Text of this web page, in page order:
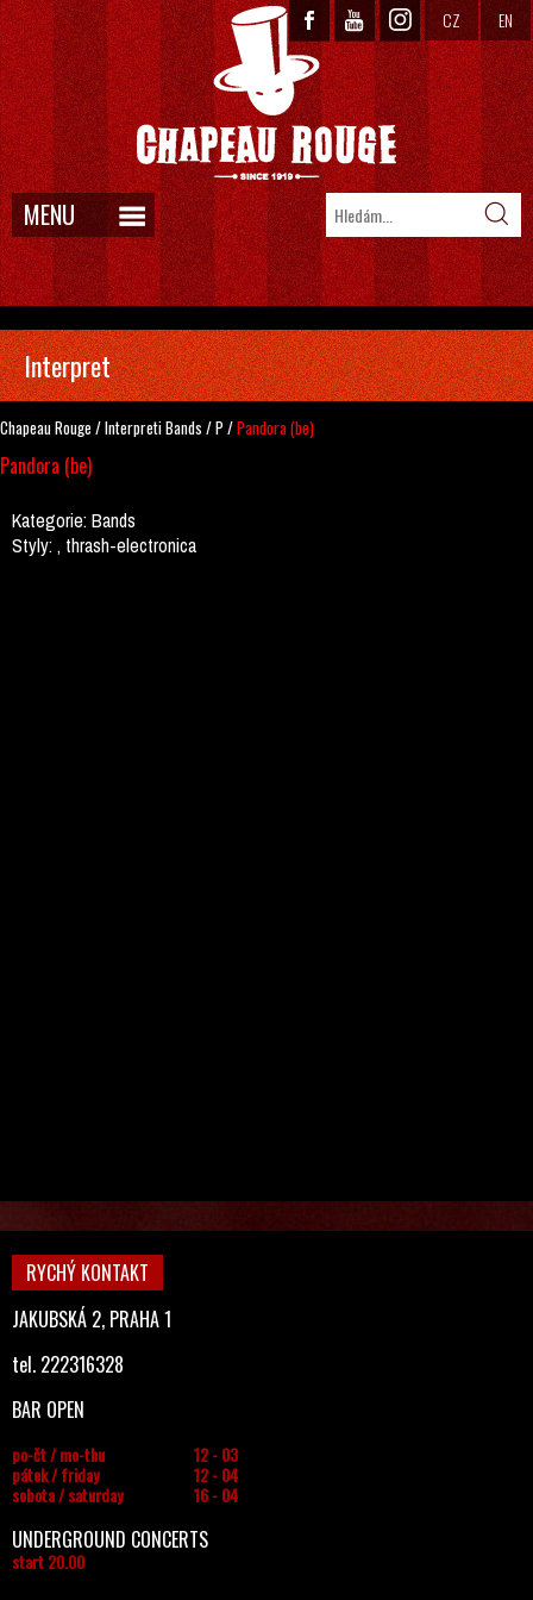
CZ EN
MENU
Interpret
Chapeau Rouge /InterpretiBands /P /Pandora (be)
Pandora (be)
Kategorie:Bands
Styly:, thrash-electronica
RYCHÝ KONTAKT
JAKUBSKÁ 2, PRAHA 1
tel. 222316328
BAR OPEN
po-čt / mo-thu
12 - 03
pátek / friday
12 - 04
sobota / saturday
16 - 04
UNDERGROUND CONCERTS
start 20.00